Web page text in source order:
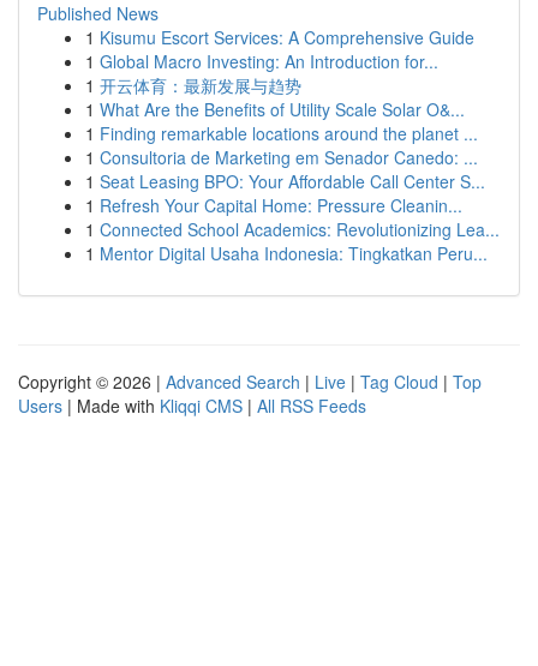
Published News
1 Kisumu Escort Services: A Comprehensive Guide
1 Global Macro Investing: An Introduction for...
1 开云体育：最新发展与趋势
1 What Are the Benefits of Utility Scale Solar O&...
1 Finding remarkable locations around the planet ...
1 Consultoria de Marketing em Senador Canedo: ...
1 Seat Leasing BPO: Your Affordable Call Center S...
1 Refresh Your Capital Home: Pressure Cleanin...
1 Connected School Academics: Revolutionizing Lea...
1 Mentor Digital Usaha Indonesia: Tingkatkan Peru...
Copyright © 2026 | Advanced Search | Live | Tag Cloud | Top
Users | Made with Kliqqi CMS | All RSS Feeds